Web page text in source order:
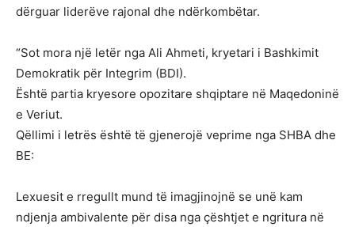
dërguar liderëve rajonal dhe ndërkombëtar.
“Sot mora një letër nga Ali Ahmeti, kryetari i Bashkimit
Demokratik për Integrim (BDI).
Është partia kryesore opozitare shqiptare në Maqedoninë
e Veriut.
Qëllimi i letrës është të gjenerojë veprime nga SHBA dhe
BE:
Lexuesit e rregullt mund të imagjinojnë se unë kam
ndjenja ambivalente për disa nga çështjet e ngritura në